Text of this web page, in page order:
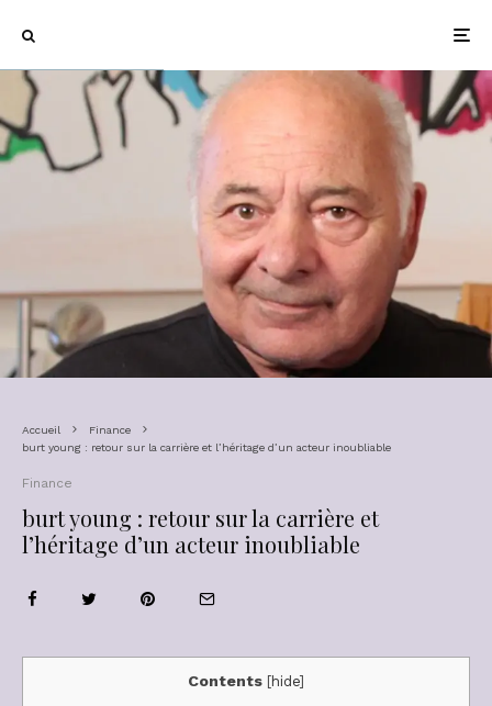
Accueil
Finance
burt young : retour sur la carrière et l’héritage d’un acteur inoubliable
Finance
burt young : retour sur la carrière et
l’héritage d’un acteur inoubliable
Contents [hide]